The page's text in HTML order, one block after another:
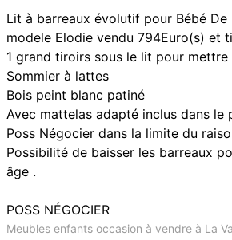
Lit à barreaux évolutif pour Bébé De
modele Elodie vendu 794Euro(s) et
1 grand tiroirs sous le lit pour
Sommier à lattes
Bois peint blanc patiné
Avec mattelas adapté inclus dans le
Poss Négocier dans la limite du
Possibilité de baisser les barreaux
âge .
POSS NÉGOCIER
Meubles enfants occasion à vendre à La